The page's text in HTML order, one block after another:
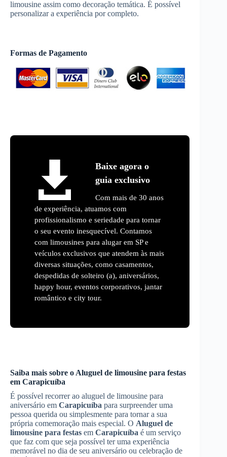
limousine assim como decoração temática. É possível
personalizar a experiência por completo.
Formas de Pagamento
Baixe agora o
guia exclusivo
Com mais de 30 anos
de experiência, atuamos com
profissionalismo e seriedade para tornar
o seu evento inesquecível. Contamos
com limousines para alugar em SP e
veículos exclusivos que atendem às mais
diversas situações, como casamentos,
despedidas de solteiro (a), aniversários,
happy hour, eventos corporativos, jantar
romântico e city tour.
Saiba mais sobre o Aluguel de limousine para festas
em Carapicuíba
É possível recorrer ao aluguel de limousine para
aniversário em Carapicuíba para surpreender uma
pessoa querida ou simplesmente para tornar a sua
própria comemoração mais especial. O Aluguel de
limousine para festas em Carapicuíba é um serviço
que faz com que seja possível ter uma experiência
memorável no dia de seu aniversário ou celebração de